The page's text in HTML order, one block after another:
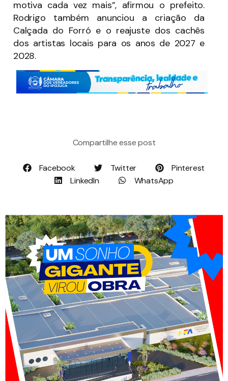
motiva cada vez mais”, afirmou o prefeito.
Rodrigo também anunciou a criação da
Calçada do Forró e o reajuste dos cachês
dos artistas locais para os anos de 2027 e
2028.
Compartilhe esse post
Facebook Twitter
Pinterest
LinkedIn
WhatsApp